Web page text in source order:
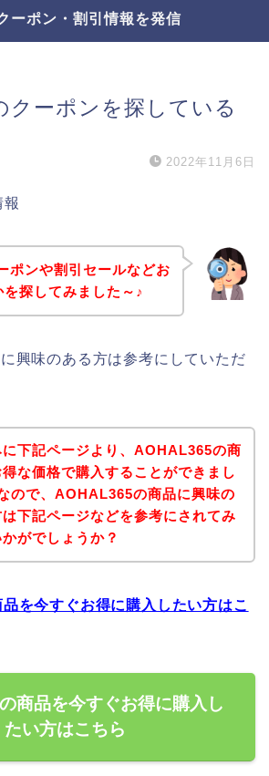
ーポン・割引情報を発信
クーポンを探している
2022年11月6日
ポンや割引セールなどお
探してみました～♪
興味のある方は参考にしていただ
に下記ページより、AOHAL365の商
な価格で購入することができまし
ので、AOHAL365の商品に興味の
は下記ページなどを参考にされてみ
がでしょうか？
を今すぐお得に購入したい方はこ
商品を今すぐお得に購入し
たい方はこちら